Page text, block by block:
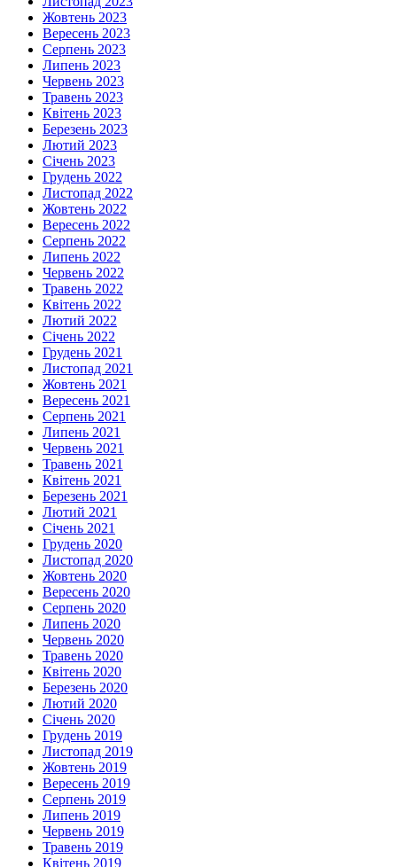
Жовтень 2023
Вересень 2023
Серпень 2023
Липень 2023
Червень 2023
Травень 2023
Квітень 2023
Березень 2023
Лютий 2023
Січень 2023
Грудень 2022
Листопад 2022
Жовтень 2022
Вересень 2022
Серпень 2022
Липень 2022
Червень 2022
Травень 2022
Квітень 2022
Лютий 2022
Січень 2022
Грудень 2021
Листопад 2021
Жовтень 2021
Вересень 2021
Серпень 2021
Липень 2021
Червень 2021
Травень 2021
Квітень 2021
Березень 2021
Лютий 2021
Січень 2021
Грудень 2020
Листопад 2020
Жовтень 2020
Вересень 2020
Серпень 2020
Липень 2020
Червень 2020
Травень 2020
Квітень 2020
Березень 2020
Лютий 2020
Січень 2020
Грудень 2019
Листопад 2019
Жовтень 2019
Вересень 2019
Серпень 2019
Липень 2019
Червень 2019
Травень 2019
Квітень 2019